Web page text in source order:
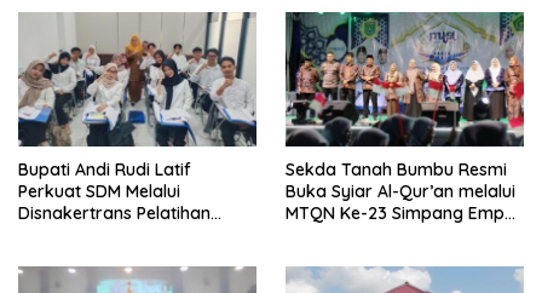
Bupati Andi Rudi Latif
Perkuat SDM Melalui
Disnakertrans Pelatihan
Sekda Tanah Bumbu Resmi
Buka Syiar Al-Qur’an melalui
MTQN Ke-23 Simpang Empat